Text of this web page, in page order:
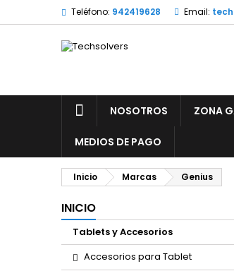
Teléfono: 942419628 Email:
NOSOTROS ZONA
MEDIOS DE PAGO
Inicio Marcas Genius
INICIO
Tablets y Accesorios
Accesorios para Tablet